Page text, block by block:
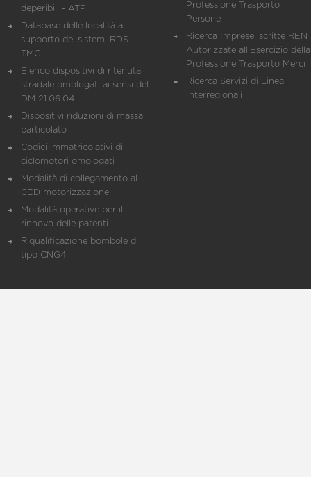
deperibili - ATP
Database delle località a
supporto dei sistemi RDS
TMC
Elenco dispositivi di ritenuta
stradale omologati ai sensi del
DM 21.06.04
Dispositivi riduzioni di massa
particolato
Codici immatricolativi di
ciclomotori omologati
Modalità di collegamento al
CED motorizzazione
Modalità operative per il
rinnovo delle patenti
Riqualificazione bombole di
tipo CNG4
Professione Trasporto
Persone
Ricerca Imprese iscritte REN
Autorizzate all'Esercizio della
Professione Trasporto Merci
Ricerca Servizi di Linea
Interregionali